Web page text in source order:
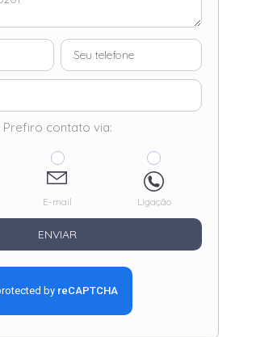
Prefiro contato via:
E-mail Ligação
ENVIAR